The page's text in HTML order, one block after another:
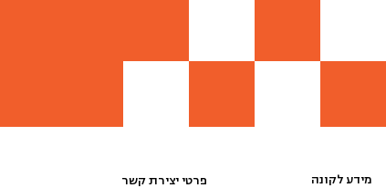
מידע לקונה פרטי יצירת קשר